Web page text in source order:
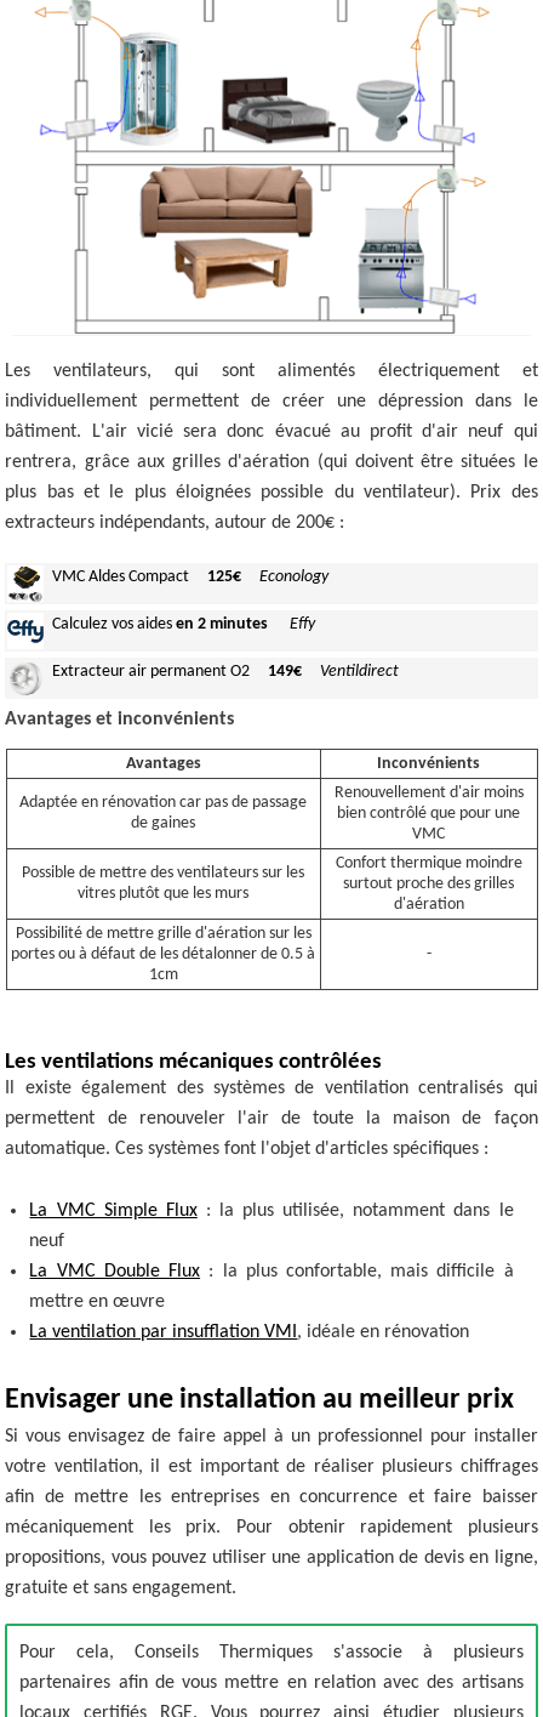
Les ventilateurs, qui sont alimentés électriquement et
individuellement permettent de créer une dépression dans le
bâtiment. L'air vicié sera donc évacué au profit d'air neuf qui
rentrera, grâce aux grilles d'aération (qui doivent être situées le
plus bas et le plus éloignées possible du ventilateur). Prix des
extracteurs indépendants, autour de 200€ :
VMC Aldes Compact 125€ Econology
Calculezvos aides en 2 minutes Effy
Extracteur air permanent O2 149€ Ventildirect
Avantages et inconvénients
Avantages Inconvénients
Adaptée en rénovation car pas de passage
de gaines
Renouvellement d'air moins
bien contrôlé que pour une
VMC
Possible de mettre des ventilateurs sur les
vitres plutôt que les murs
Confort thermique moindre
surtout proche des grilles
d'aération
Possibilité de mettre grille d'aération sur les
portes ou à défaut de les détalonner de 0.5 à
1cm
-
Les ventilations mécaniques contrôlées
Il existe également des systèmes de ventilation centralisés qui
permettent de renouveler l'air de toute la maison de façon
automatique. Ces systèmes font l'objet d'articles spécifiques :
La VMC Simple Flux: la plus utilisée, notamment dans le
neuf
La VMC Double Flux : la plus confortable, mais difficile à
mettre en œuvre
La ventilation par insufflation VMI , idéale en rénovation
Envisager une installation au meilleur prix
Si vous envisagez de faire appel à un professionnel pour installer
votre ventilation, il est important de réaliser plusieurs chiffrages
afin de mettre les entreprises en concurrence et faire baisser
mécaniquement les prix. Pour obtenir rapidement plusieurs
propositions, vous pouvez utiliser une application de devis en ligne,
gratuite et sans engagement.
Pour cela, Conseils Thermiques s'associe à plusieurs
partenaires afin de vous mettre en relation avec des artisans